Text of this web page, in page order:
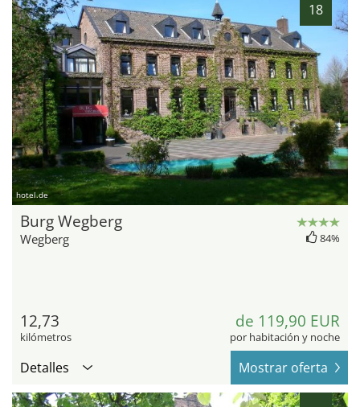
18
hotel.de
Burg Wegberg
Wegberg 84%
12,73
kilómetros
de 119,90 EUR
por habitación y noche
Detalles Mostrar oferta